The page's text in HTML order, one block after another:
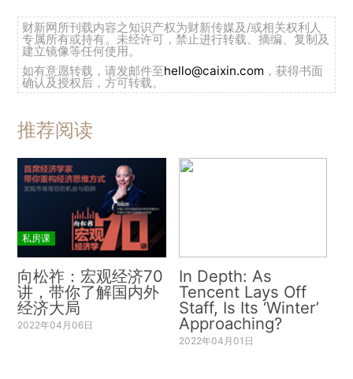
财新网所刊载内容之知识产权为财新传媒及/或相关权利人
专属所有或持有。未经许可，禁止进行转载、摘编、复制及
建立镜像等任何使用。
如有意愿转载，请发邮件至hello@caixin.com ，获得书面
确认及授权后，方可转载。
推荐阅读
私房课
向松祚：宏观经济70
讲，带你了解国内外
经济大局
2022年04月06日
In Depth: As
Tencent Lays Off
Staff, Is Its ‘Winter’
Approaching?
2022年04月01日